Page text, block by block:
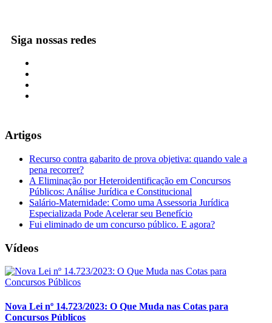
Siga nossas redes
Artigos
Recurso contra gabarito de prova objetiva: quando vale a
pena recorrer?
A Eliminação por Heteroidentificação em Concursos
Públicos: Análise Jurídica e Constitucional
Salário-Maternidade: Como uma Assessoria Jurídica
Especializada Pode Acelerar seu Benefício
Fui eliminado de um concurso público. E agora?
Vídeos
Nova Lei nº 14.723/2023: O Que Muda nas Cotas para
Concursos Públicos